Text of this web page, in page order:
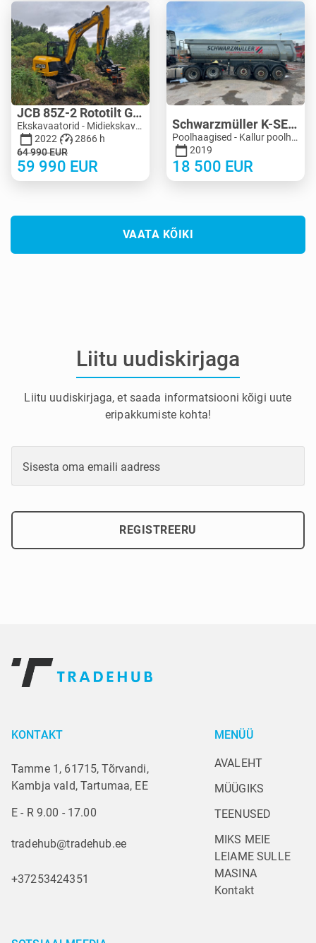
JCB 85Z-2 Rototilt Guilliotine
Ekskavaatorid - Midiekskavaator 3-10 t | M455-4150 | MK455-4150
2022
2866 h
64 990EUR
59 990 EUR
Schwarzmüller K-SERIE 24M3 Extra Strong
Poolhaagised - Kallur poolhaagised | M990-5125 | KV990-5125
2019
18 500 EUR
VAATA KÕIKI
Liitu uudiskirjaga
Liitu uudiskirjaga, et saada informatsiooni kõigi uute
eripakkumiste kohta!
Sisesta oma emaili aadress
REGISTREERU
KONTAKT
Tamme 1, 61715, Tõrvandi,
Kambja vald, Tartumaa, EE
E - R 9.00 - 17.00
tradehub@tradehub.ee
+37253424351
MENÜÜ
AVALEHT
MÜÜGIKS
TEENUSED
MIKS MEIE
LEIAME SULLE
MASINA
Kontakt